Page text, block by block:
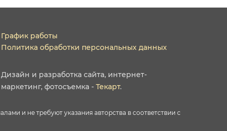
График работы
Политика обработки персональных данных
Дизайн и разработка сайта, интернет-
маркетинг, фотосъемка - Текарт.
и не требуют указания авторства в соответствии с